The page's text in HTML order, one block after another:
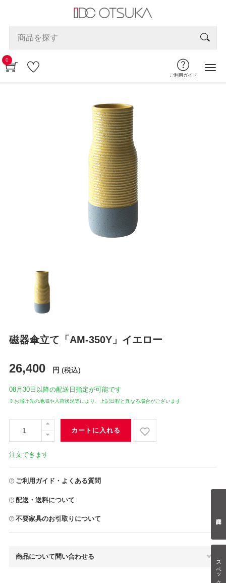
スペック情報
0
ご利用ガイド
磁器傘立て「AM-350Y」イエロー
26,400 円 (税込)
08月30日 以降の配送日指定が可能です
※お届け先の地域や入荷状況等により、上記日程と異なる場合がございます
カートに入れる
注文できます
ご利用ガイド・よくある質問
配送・送料について
不要家具のお引取りについて
商品について問い合わせる